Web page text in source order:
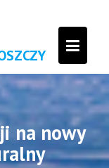
na nowy